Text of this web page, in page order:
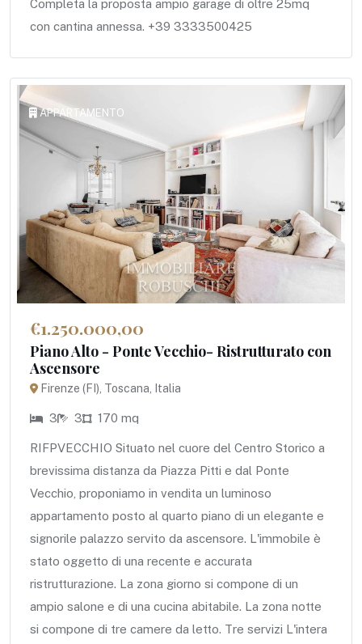
Completa la proposta ampio garage di oltre 25mq
con cantina annessa. +39 3333500425
APPARTAMENTO
€1.250.000,00
Piano Alto - Ponte Vecchio- Ristrutturato con
Ascensore
Firenze (FI), Toscana, Italia
3 3 170 mq
RIFPVECCHIO Situato nel cuore del Centro Storico a
brevissima distanza da Piazza Pitti e dal Ponte
Vecchio, proponiamo in vendita un luminoso
appartamento posto al quarto piano di un elegante e
signorile palazzo servito da ascensore. L'immobile è
stato oggetto di una recente e accurata
ristrutturazione. La zona giorno si compone di un
ampio salone e di una cucina abitabile. La zona notte
si compone di tre camere da letto. Tre servizi L'intera